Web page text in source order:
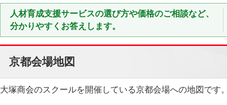
人材育成支援サービスの選び方や価格のご相談など、
分かりやすくお答えします。
京都会場地図
大塚商会のスクールを開催している京都会場への地図です。